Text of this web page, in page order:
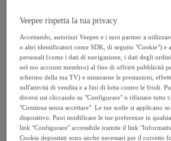
45,99 €
65,00 €
-29%
Venduto daKappa
Veepee rispetta la tua privacy
Accettando, autorizzi Veepee e i suoi partner a
o altri identificatori come SDK, di seguito "Cookie") e
personali (come i dati di navigazione, i dati degli
nel tuo account membro) al fine di offrirti pubblicità
schermo della tua TV) e misurarne le prestazioni,
sull'attività di vendita e a fini di lotta contro le frodi.
diversi usi cliccando su "Configurare" o rifiutare tutto
"Continua senza accettare". Le tue scelte si applicano
dispositivo. Puoi modificare le tue preferenze in
link "Configurare" accessibile tramite il link
Cookie depositati sono anche necessari per il corretto